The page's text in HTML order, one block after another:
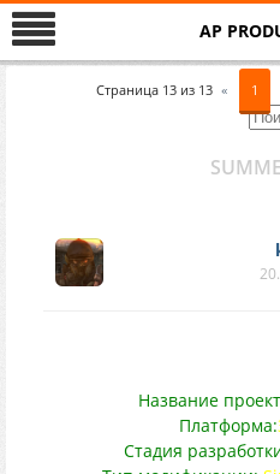
AP
Страница 13из 13 « 1
Название
Платформа:
Стадия